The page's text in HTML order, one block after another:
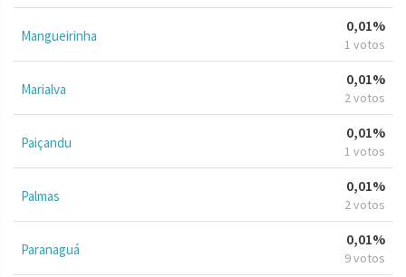
Mangueirinha
0,01%
1 votos
Marialva
0,01%
2 votos
Paiçandu
0,01%
1 votos
Palmas
0,01%
2 votos
Paranaguá
0,01%
9 votos